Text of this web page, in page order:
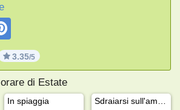
3.35/5
di Estate
In spiaggia